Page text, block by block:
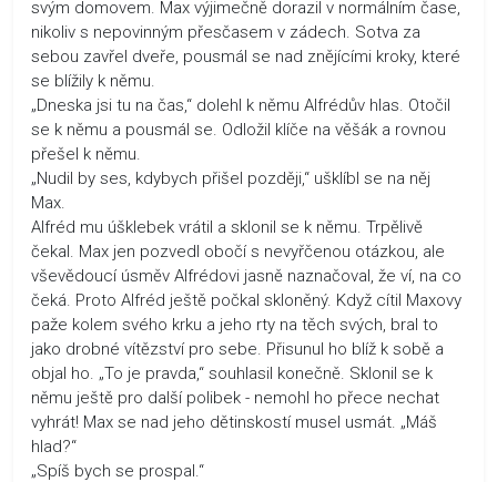
svým domovem. Max výjimečně dorazil v normálním čase,
nikoliv s nepovinným přesčasem v zádech. Sotva za
sebou zavřel dveře, pousmál se nad znějícími kroky, které
se blížily k němu.
„Dneska jsi tu na čas,“ dolehl k němu Alfrédův hlas. Otočil
se k němu a pousmál se. Odložil klíče na věšák a rovnou
přešel k němu.
„Nudil by ses, kdybych přišel později,“ ušklíbl se na něj
Max.
Alfréd mu úšklebek vrátil a sklonil se k němu. Trpělivě
čekal. Max jen pozvedl obočí s nevyřčenou otázkou, ale
vševědoucí úsměv Alfrédovi jasně naznačoval, že ví, na co
čeká. Proto Alfréd ještě počkal skloněný. Když cítil Maxovy
paže kolem svého krku a jeho rty na těch svých, bral to
jako drobné vítězství pro sebe. Přisunul ho blíž k sobě a
objal ho. „To je pravda,“ souhlasil konečně. Sklonil se k
němu ještě pro další polibek - nemohl ho přece nechat
vyhrát! Max se nad jeho dětinskostí musel usmát. „Máš
hlad?“
„Spíš bych se prospal.“